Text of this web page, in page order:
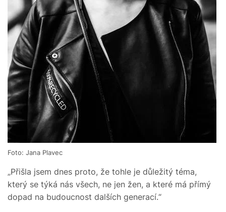
Foto: Jana Plavec
„Přišla jsem dnes proto, že tohle je důležitý téma,
který se týká nás všech, ne jen žen, a které má přímý
dopad na budoucnost dalších generací.“